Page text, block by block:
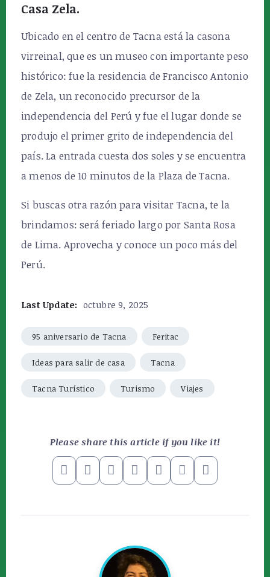
Casa Zela.
Ubicado en el centro de Tacna está la casona
virreinal, que es un museo con importante peso
histórico: fue la residencia de Francisco Antonio
de Zela, un reconocido precursor de la
independencia del Perú y fue el lugar donde se
produjo el primer grito de independencia del
país. La entrada cuesta dos soles y se encuentra
a menos de 10 minutos de la Plaza de Tacna.
Si buscas otra razón para visitar Tacna, te la
brindamos: será feriado largo por Santa Rosa
de Lima. Aprovecha y conoce un poco más del
Perú.
Last Update: octubre 9, 2025
95 aniversario de Tacna Feritac
Ideas para salir de casa Tacna
Tacna Turístico Turismo Viajes
Please share this article if you like it!